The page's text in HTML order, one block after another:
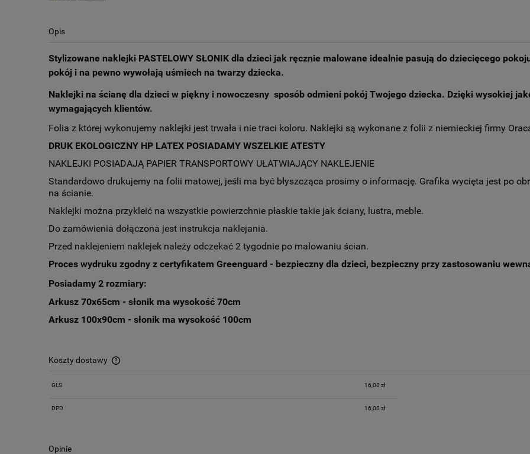
Opis
Stylizowane naklejki PASTELOWY SŁONIK dla dzieci jak ręcznie malowane idealnie pasują do dziecięcego
pokój i na pewno wywołają uśmiech na twarzy dziecka.
Naklejki na ścianę dla dzieci w piękny i nowoczesny sposób odmieni pokój Twojego dziecka. Dzięki wysokiej
wymagających klientów.
Folia z której wykonujemy naklejki jest trwała i nie traci koloru. Naklejki są wykonane z folii z niemieckiej firmy
DRUK EKOLOGICZNY HP LATEX POSIADAMY WSZELKIE ATESTY
NAKLEJKI POSIADAJĄ PAPIER TRANSPORTOWY UŁATWIAJĄCY NAKLEJENIE
Standardowo drukujemy na folii matowej, jeśli ma być błyszcząca prosimy o informację. Grafika wycięta jest po
na ścianie.
Naklejki można przykleić na wszystkie powierzchnie płaskie takie jak ściany, lustra, meble.
Do zamówienia dołączona jest instrukcja naklejania.
Przed naklejeniem naklejek należy odczekać 2 tygodnie po malowaniu ścian.
Proces wydruku zgodny z certyfikatem Greenguard - bezpieczny dla dzieci, bezpieczny przy zastosowaniu
Posiadamy 2 rozmiary:
Arkusz 70x65cm - słonik ma wysokość 70cm
Arkusz 100x90cm - słonik ma wysokość 100cm
Koszty dostawy
GLS 16,00 zł
DPD 16,00 zł
Opinie